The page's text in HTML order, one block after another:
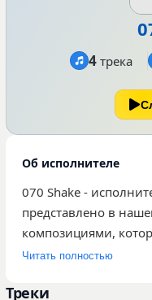
4 трека
Об исполнителе
070 Shake -
представлено в
композициями,
прослушиваний.
Ее музыка
Читать полностью
Треки